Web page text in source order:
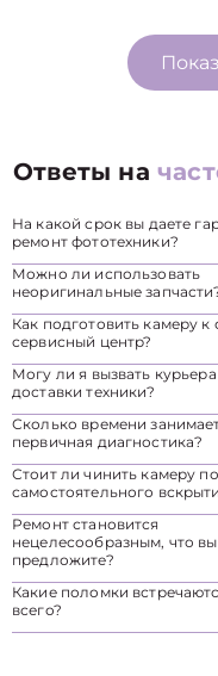
Ответы на
На какой срок вы даете
ремонт фототехники?
Можно ли использовать
неоригинальные
Как подготовить камеру к
сервисный центр?
Могу ли я вызвать
доставки техники?
Сколько времени
первичная диагностика?
Стоит ли чинить камеру
самостоятельного
Ремонт становится
нецелесообразным, что вы
предложите?
Какие поломки
всего?